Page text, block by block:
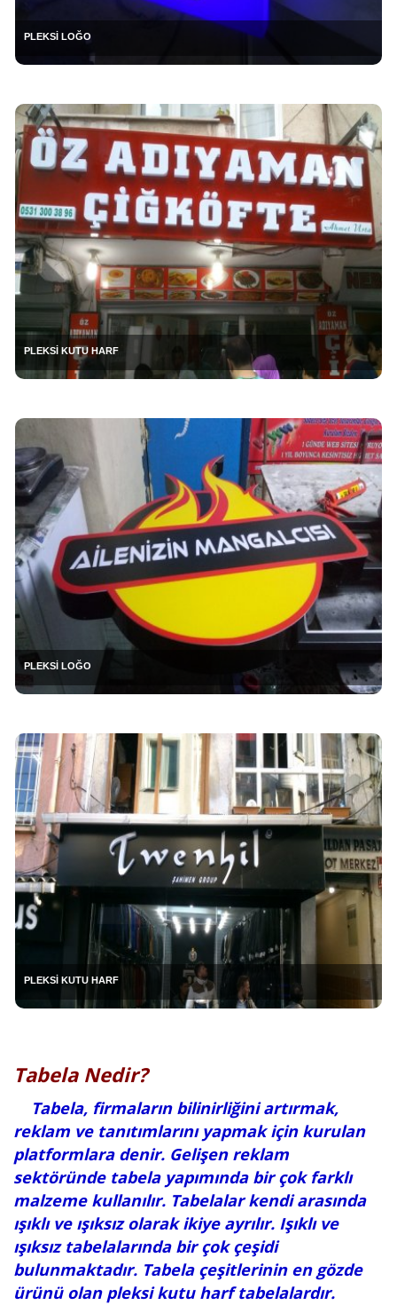
PLEKSİ LOĞO
PLEKSİ KUTU HARF
PLEKSİ LOĞO
PLEKSİ KUTU HARF
Tabela Nedir?
Tabela, firmaların bilinirliğini artırmak,
reklam ve tanıtımlarını yapmak için kurulan
platformlara denir. Gelişen reklam
sektöründe tabela yapımında bir çok farklı
malzeme kullanılır. Tabelalar kendi arasında
ışıklı ve ışıksız olarak ikiye ayrılır. Işıklı ve
ışıksız tabelalarında bir çok çeşidi
bulunmaktadır. Tabela çeşitlerinin en gözde
ürünü olan pleksi kutu harf tabelalardır.